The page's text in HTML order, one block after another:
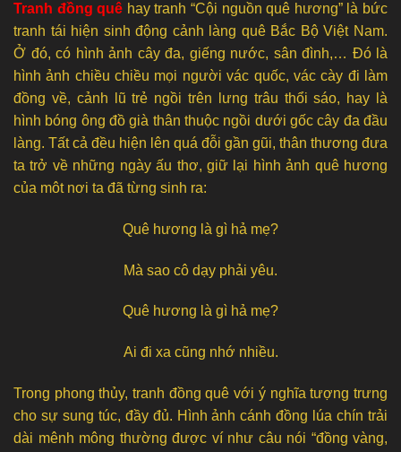
Tranh đồng quê hay tranh “Cội nguồn quê hương” là bức
tranh tái hiện sinh động cảnh làng quê Bắc Bộ Việt Nam.
Ở đó, có hình ảnh cây đa, giếng nước, sân đình,… Đó là
hình ảnh chiều chiều mọi người vác quốc, vác cày đi làm
đồng về, cảnh lũ trẻ ngồi trên lưng trâu thổi sáo, hay là
hình bóng ông đồ già thân thuộc ngồi dưới gốc cây đa đầu
làng. Tất cả đều hiện lên quá đỗi gần gũi, thân thương đưa
ta trở về những ngày ấu thơ, giữ lại hình ảnh quê hương
của môt nơi ta đã từng sinh ra:
Quê hương là gì hả mẹ?
Mà sao cô dạy phải yêu.
Quê hương là gì hả mẹ?
Ai đi xa cũng nhớ nhiều.
Trong phong thủy, tranh đồng quê với ý nghĩa tượng trưng
cho sự sung túc, đầy đủ. Hình ảnh cánh đồng lúa chín trải
dài mênh mông thường được ví như câu nói “đồng vàng,